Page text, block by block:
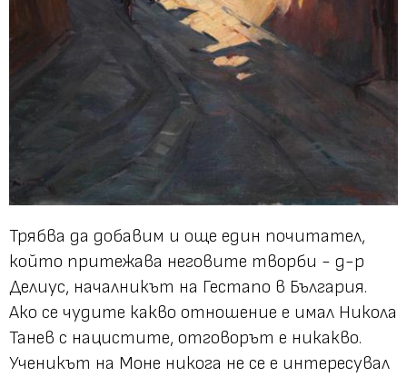
Трябва да добавим и още един почитател,
който притежава неговите творби - д-р
Делиус, началникът на Гестапо в България.
Ако се чудите какво отношение е имал Никола
Танев с нацистите, отговорът е никакво.
Ученикът на Моне никога не се е интересувал